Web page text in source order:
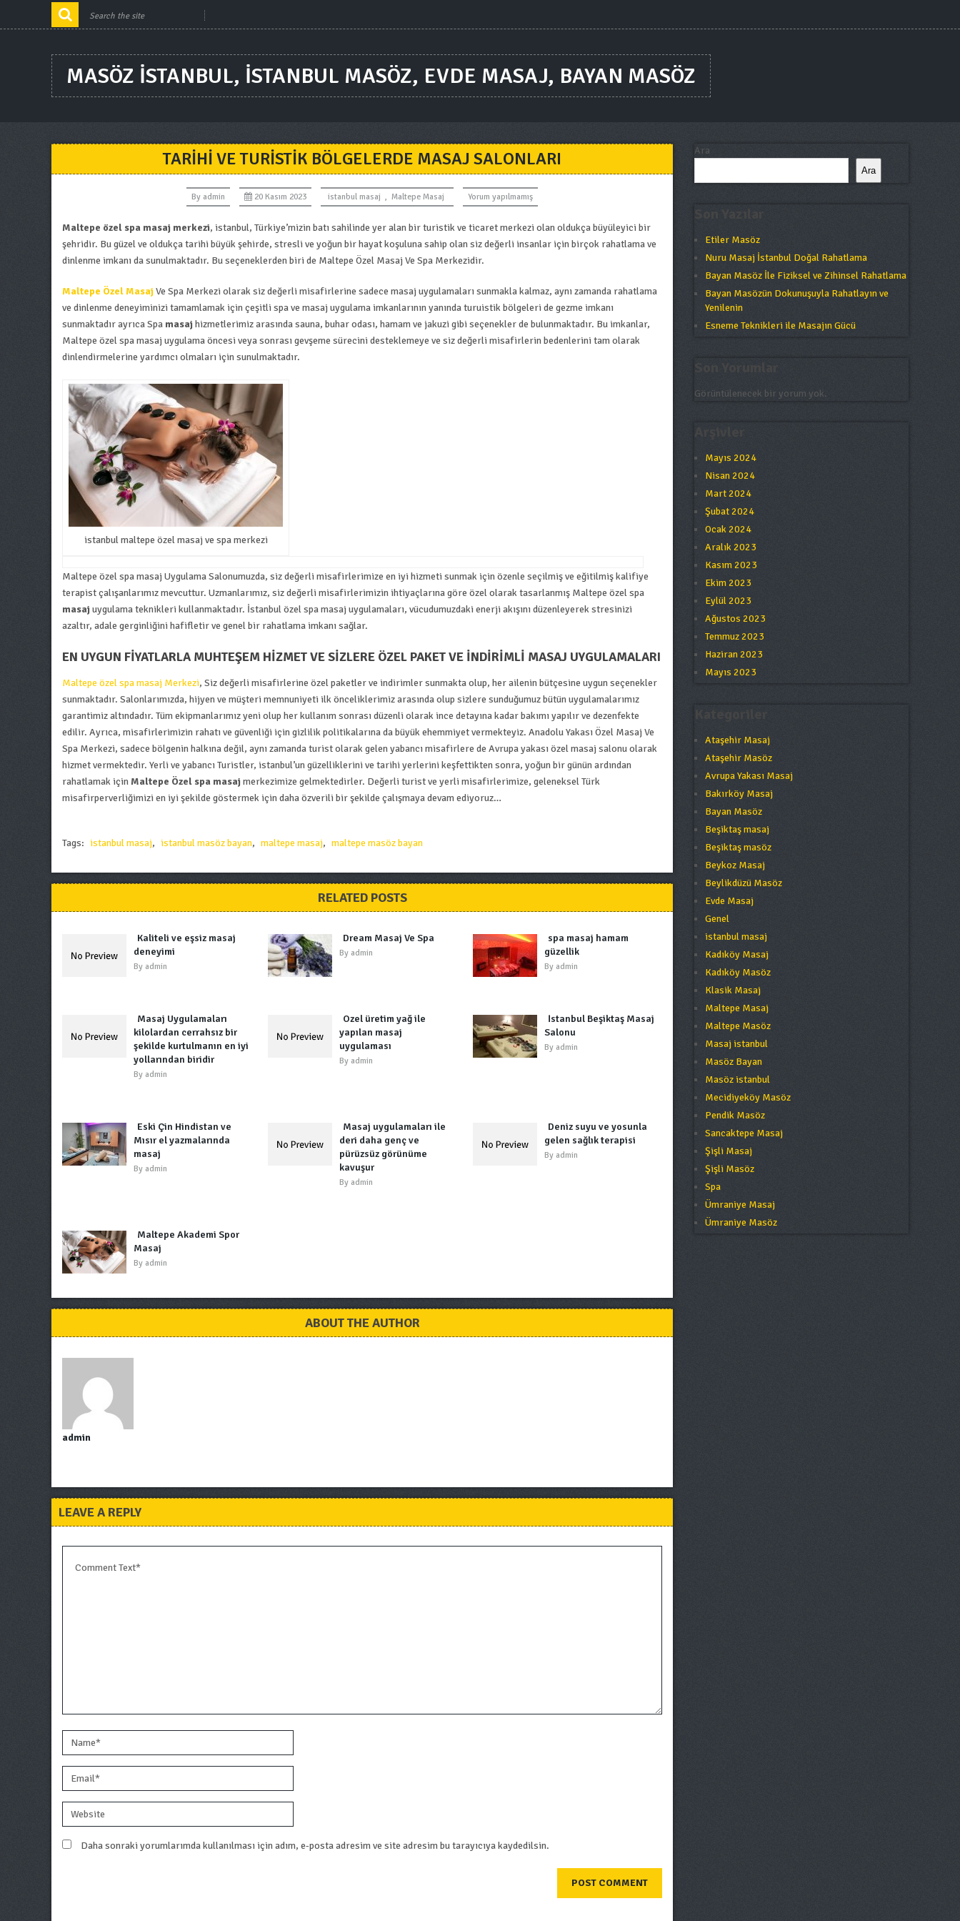
MASÖZ ISTANBUL, ISTANBUL MASÖZ, EVDE MASAJ, BAYAN MASÖZ
TARIHI VE TURISTIK BÖLGELERDE MASAJ SALONLARI
By admin 20 Kasım 2023 istanbul masaj , Maltepe Masaj Yorum yapılmamış
Maltepe özel spa masaj merkezi, istanbul, Türkiye’mizin batı sahilinde yer alan bir turistik ve ticaret merkezi olan oldukça büyüleyici bir
şehridir. Bu güzel ve oldukça tarihi büyük şehirde, stresli ve yoğun bir hayat koşuluna sahip olan siz değerli insanlar için birçok rahatlama ve
dinlenme imkanı da sunulmaktadır. Bu seçeneklerden biri de Maltepe Özel Masaj Ve Spa Merkezidir.
Maltepe Özel MasajVe Spa Merkezi olarak siz değerli misafirlerine sadece masaj uygulamaları sunmakla kalmaz, aynı zamanda rahatlama
ve dinlenme deneyiminizi tamamlamak için çeşitli spa ve masaj uygulama imkanlarının yanında turuistik bölgeleri de gezme imkanı
sunmaktadır ayrıca Spa masajhizmetlerimiz arasında sauna, buhar odası, hamam ve jakuzi gibi seçenekler de bulunmaktadır. Bu imkanlar,
Maltepe özel spa masaj uygulama öncesi veya sonrası gevşeme sürecini desteklemeye ve siz değerli misafirlerin bedenlerini tam olarak
dinlendirmelerine yardımcı olmaları için sunulmaktadır.
istanbul maltepe özel masaj ve spa merkezi
Maltepe özel spa masaj Uygulama Salonumuzda, siz değerli misafirlerimize en iyi hizmeti sunmak için özenle seçilmiş ve eğitilmiş kalifiye
terapist çalışanlarımız mevcuttur. Uzmanlarımız, siz değerli misafirlerimizin ihtiyaçlarına göre özel olarak tasarlanmış Maltepe özel spa
masajuygulama teknikleri kullanmaktadır. İstanbul özel spa masaj uygulamaları, vücudumuzdaki enerji akışını düzenleyerek stresinizi
azaltır, adale gerginliğini hafifletir ve genel bir rahatlama imkanı sağlar.
EN UYGUN FİYATLARLA MUHTEŞEM HİZMET VE SİZLERE ÖZEL PAKET VE İNDİRİMLİ MASAJ UYGULAMALARI
Maltepe özel spa masaj Merkezi, Siz değerli misafirlerine özel paketler ve indirimler sunmakta olup, her ailenin bütçesine uygun seçenekler
sunmaktadır. Salonlarımızda, hijyen ve müşteri memnuniyeti ilk önceliklerimiz arasında olup sizlere sunduğumuz bütün uygulamalarımız
garantimiz altındadır. Tüm ekipmanlarımız yeni olup her kullanım sonrası düzenli olarak ince detayına kadar bakımı yapılır ve dezenfekte
edilir. Ayrıca, misafirlerimizin rahatı ve güvenliği için gizlilik politikalarına da büyük ehemmiyet vermekteyiz. Anadolu Yakası Özel Masaj Ve
Spa Merkezi, sadece bölgenin halkına değil, aynı zamanda turist olarak gelen yabancı misafirlere de Avrupa yakası özel masaj salonu olarak
hizmet vermektedir. Yerli ve yabancı Turistler, istanbul’un güzelliklerini ve tarihi yerlerini keşfettikten sonra, yoğun bir günün ardından
rahatlamak için Maltepe Özel spa masajmerkezimize gelmektedirler. Değerli turist ve yerli misafirlerimize, geleneksel Türk
misafirperverliğimizi en iyi şekilde göstermek için daha özverili bir şekilde çalışmaya devam ediyoruz…
Tags: istanbul masaj, istanbul masöz bayan, maltepe masaj, maltepe masöz bayan
RELATED POSTS
Kaliteli ve eşsiz masaj
deneyimi
By admin
Dream Masaj Ve Spa
By admin
spa masaj hamam
güzellik
By admin
Masaj Uygulamaları
kilolardan cerrahsız bir
şekilde kurtulmanın en iyi
yollarından biridir
By admin
Özel üretim yağ ile
yapılan masaj
uygulaması
By admin
İstanbul Beşiktaş Masaj
Salonu
By admin
Eski Çin Hindistan ve
Mısır el yazmalarında
masaj
By admin
Masaj uygulamaları ile
deri daha genç ve
pürüzsüz görünüme
kavuşur
By admin
Deniz suyu ve yosunla
gelen sağlık terapisi
By admin
Maltepe Akademi Spor
Masaj
By admin
ABOUT THE AUTHOR
admin
LEAVE A REPLY
Daha sonraki yorumlarımda kullanılması için adım, e-posta adresim ve site adresim bu tarayıcıya kaydedilsin.
Ara
Ara
Etiler Masöz
Nuru Masaj İstanbul Doğal Rahatlama
Bayan Masöz İle Fiziksel ve Zihinsel Rahatlama
Bayan Masözün Dokunuşuyla Rahatlayın ve
Yenilenin
Esneme Teknikleri ile Masajın Gücü
Görüntülenecek bir yorum yok.
Mayıs 2024
Nisan 2024
Mart 2024
Şubat 2024
Ocak 2024
Aralık 2023
Kasım 2023
Ekim 2023
Eylül 2023
Ağustos 2023
Temmuz 2023
Haziran 2023
Mayıs 2023
Ataşehir Masaj
Ataşehir Masöz
Avrupa Yakası Masaj
Bakırköy Masaj
Bayan Masöz
Beşiktaş masaj
Beşiktaş masöz
Beykoz Masaj
Beylikdüzü Masöz
Evde Masaj
Genel
istanbul masaj
Kadıköy Masaj
Kadıköy Masöz
Klasik Masaj
Maltepe Masaj
Maltepe Masöz
Masaj istanbul
Masöz Bayan
Masöz istanbul
Mecidiyeköy Masöz
Pendik Masöz
Sancaktepe Masaj
Şişli Masaj
Şişli Masöz
Spa
Ümraniye Masaj
Ümraniye Masöz